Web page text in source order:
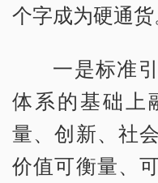
个字成为硬通货
一是标准
体系的基础上
量、创新、社
价值可衡量、